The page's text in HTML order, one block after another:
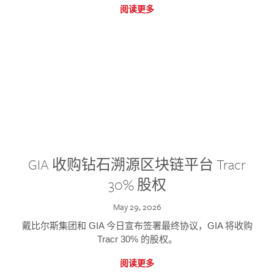
阅读更多
GIA 收购钻石溯源区块链平台 Tracr
30% 股权
May 29, 2026
戴比尔斯集团和 GIA 今日宣布签署最终协议，GIA 将收购
Tracr 30% 的股权。
阅读更多